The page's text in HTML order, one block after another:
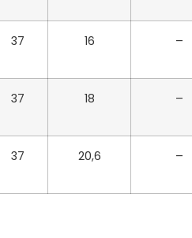
37 16 –
37 18 –
37 20,6 –